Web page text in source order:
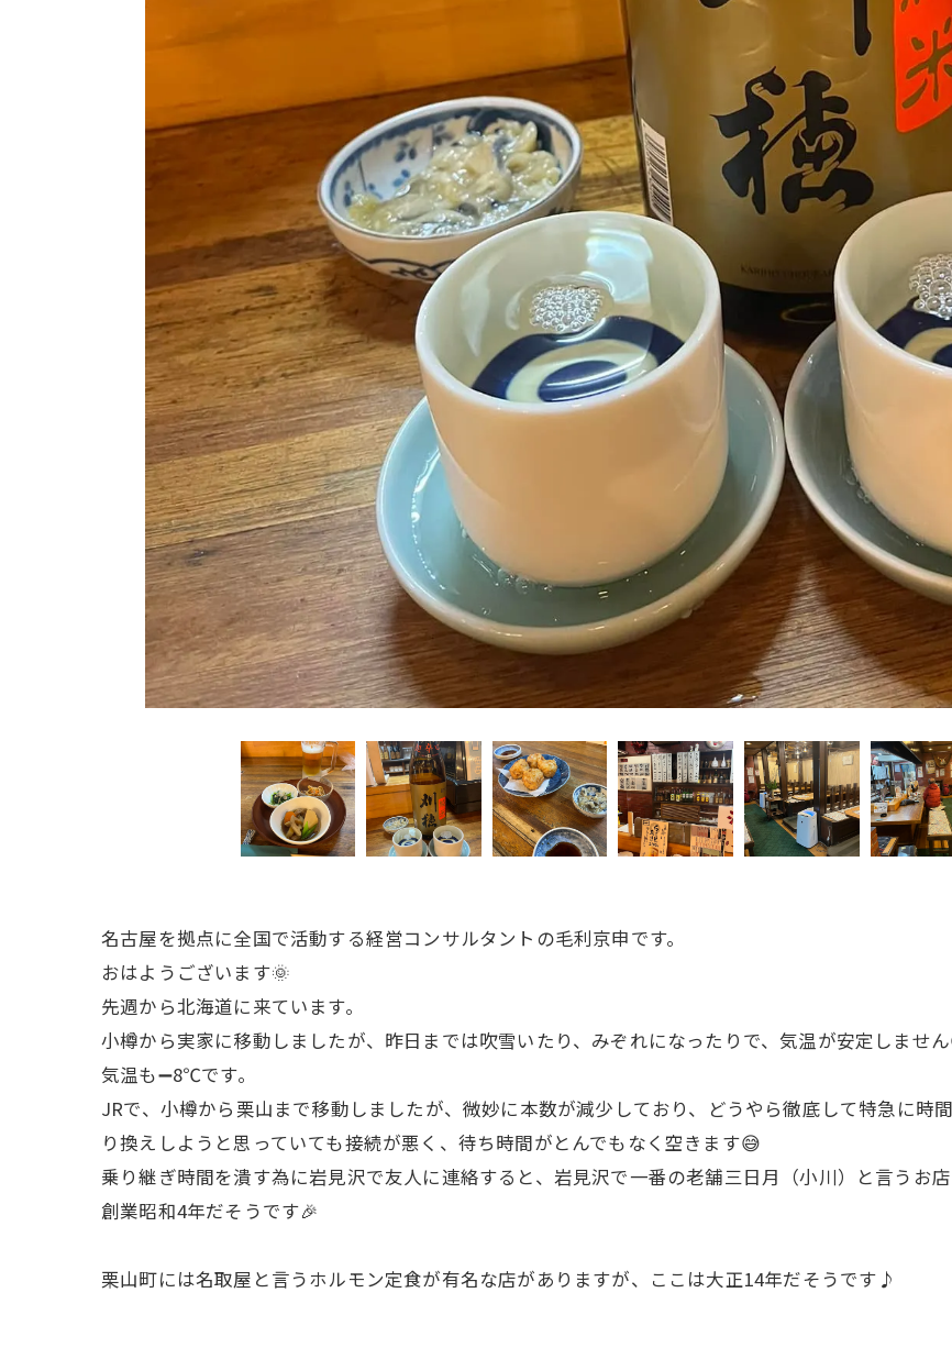
名古屋を拠点に全国で活動する経営コンサルタントの毛利京申です。
おはようございます🌞
先週から北海道に来ています。
小樽から実家に移動しましたが、昨日までは吹雪いたり、みぞれになったりで、気温が安定しませ
気温も➖8℃です。
JRで、小樽から栗山まで移動しましたが、微妙に本数が減少しており、どうやら徹底して特急に時
り換えしようと思っていても接続が悪く、待ち時間がとんでもなく空きます😅
乗り継ぎ時間を潰す為に岩見沢で友人に連絡すると、岩見沢で一番の老舗三日月（小川）と言うお店
創業昭和4年だそうです🎉
栗山町には名取屋と言うホルモン定食が有名な店がありますが、ここは大正14年だそうです♪